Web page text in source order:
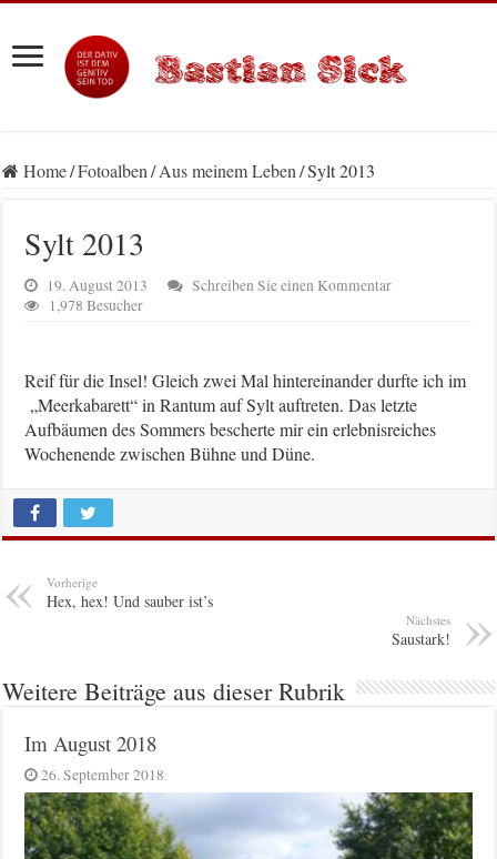
Home/Fotoalben/Aus meinem Leben/Sylt 2013
Sylt 2013
19. August 2013
Schreiben Sie einen Kommentar
1,978 Besucher
Reif für die Insel! Gleich zwei Mal hintereinander durfte ich im
„Meerkabarett“ in Rantum auf Sylt auftreten. Das letzte
Aufbäumen des Sommers bescherte mir ein erlebnisreiches
Wochenende zwischen Bühne und Düne.
Vorherige
Hex, hex! Und sauber ist’s
Nächstes
Saustark!
Weitere Beiträge aus dieser Rubrik
Im August 2018
26. September 2018